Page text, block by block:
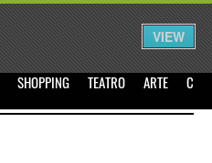
Assine Iniciar Sessão
SHOPPING TEATRO ARTE
VIEW